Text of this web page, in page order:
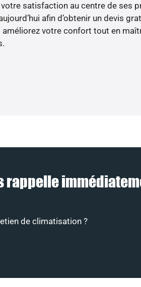
satisfaction au centre de ses
afin d’obtenir un devis
améliorez votre confort tout en
rappelle
de climatisation ?